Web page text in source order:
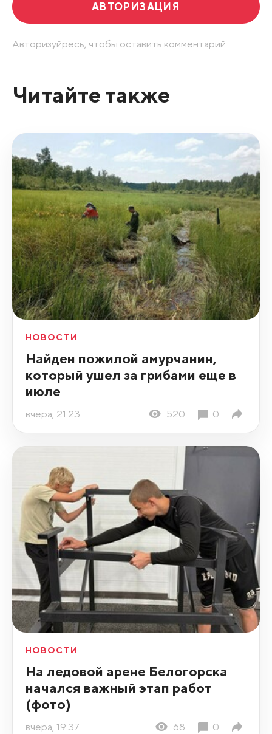
АВТОРИЗАЦИЯ
Авторизуйресь, чтобы оставить комментарий.
Читайте также
НОВОСТИ
Найден пожилой амурчанин,
который ушел за грибами еще в
июле
вчера, 21:23 520 0
НОВОСТИ
На ледовой арене Белогорска
начался важный этап работ
(фото)
вчера, 19:37 68 0